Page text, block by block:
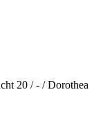
20 / - / Dorothea